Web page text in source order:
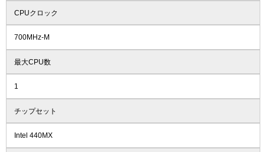
CPUクロック
700MHz-M
最大CPU数
1
チップセット
Intel 440MX